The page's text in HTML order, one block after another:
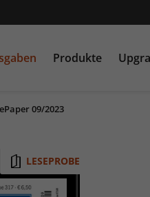
Produkte
09/2023
LESEPROBE